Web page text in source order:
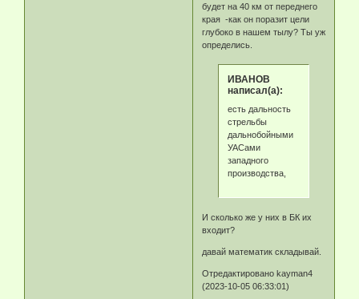
будет на 40 км от переднего
края -как он поразит цели
глубоко в нашем тылу? Ты уж
определись.
ИВАНОВ
написал(а):
есть дальность
стрельбы
дальнобойными
УАСами
западного
производства,
И сколько же у них в БК их
входит?
давай математик складывай.
Отредактировано kayman4
(2023-10-05 06:33:01)